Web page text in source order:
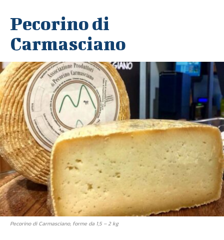
Pecorino di
Carmasciano
Pecorino di Carmasciano, forme da 1,5 – 2 kg